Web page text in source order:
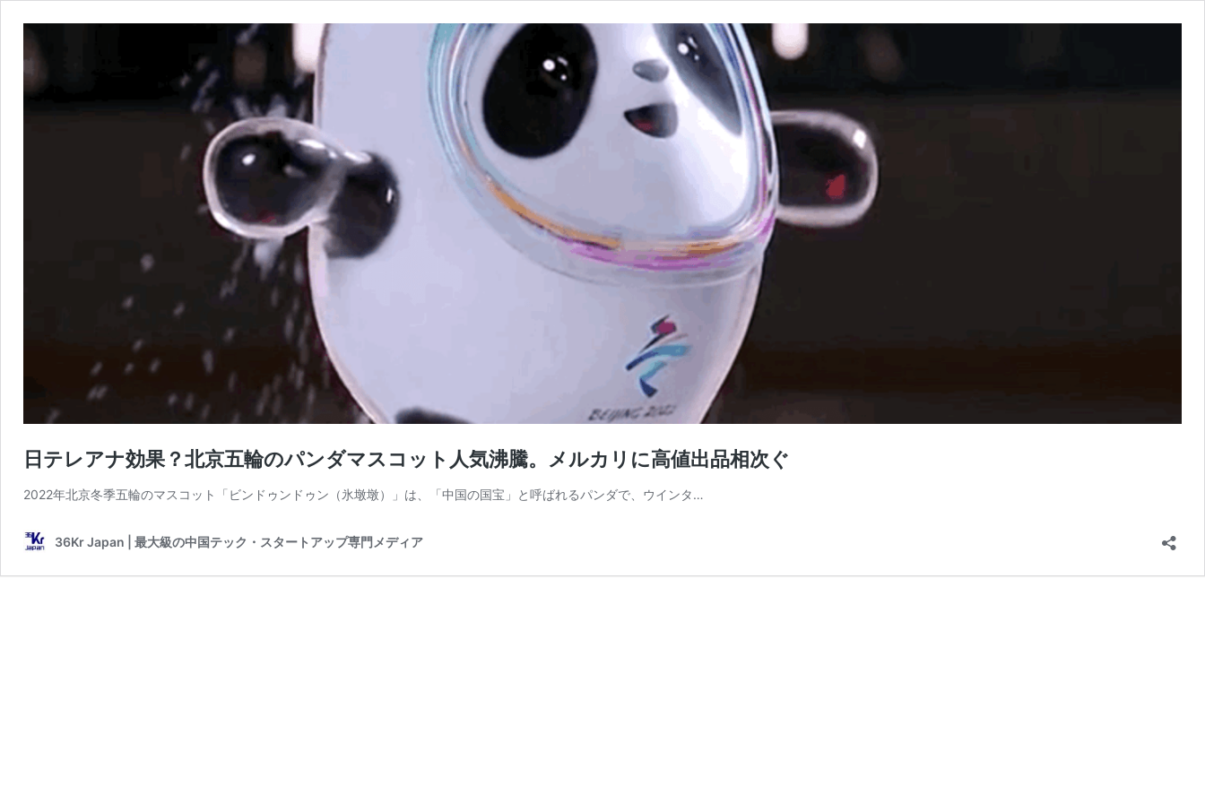
日テレアナ効果？北京五輪のパンダマスコット人気沸騰。メルカリに高値出品相次ぐ
2022年北京冬季五輪のマスコット「ビンドゥンドゥン（氷墩墩）」は、「中国の国宝」と呼ばれるパンダで、ウインタ…
36Kr Japan | 最大級の中国テック・スタートアップ専門メディア